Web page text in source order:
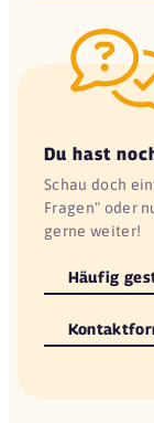
Du hast
Schau doch
Fragen" oder
gerne weiter!
Häufig